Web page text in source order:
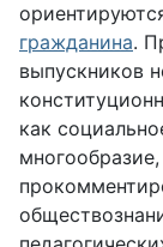
гражданина.
выпускников
как